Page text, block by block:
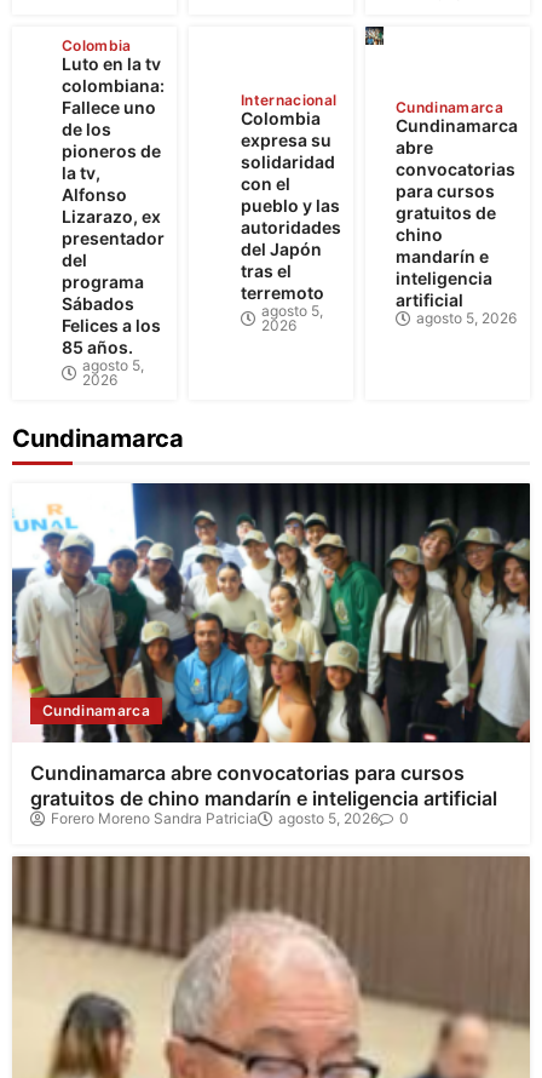
Colombia
Luto en la tv
colombiana:
Fallece uno
de los
pioneros de
la tv,
Alfonso
Lizarazo, ex
presentador
del
programa
Sábados
Felices a los
85 años.
agosto 5,
2026
Internacional
Colombia
expresa su
solidaridad
con el
pueblo y las
autoridades
del Japón
tras el
terremoto
agosto 5,
2026
Cundinamarca
Cundinamarca
abre
convocatorias
para cursos
gratuitos de
chino
mandarín e
inteligencia
artificial
agosto 5, 2026
Cundinamarca
Cundinamarca
Cundinamarca abre convocatorias para cursos
gratuitos de chino mandarín e inteligencia artificial
Forero Moreno Sandra Patricia agosto 5, 2026 0